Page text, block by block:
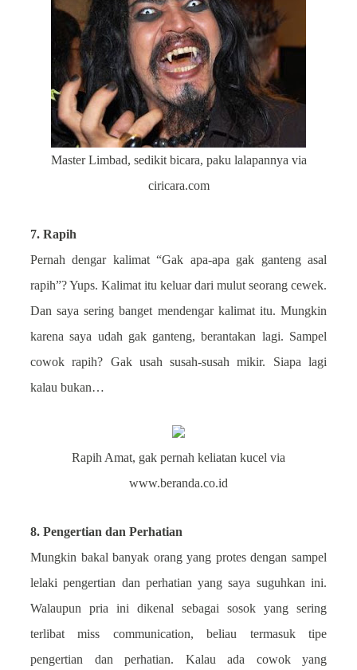
Master Limbad, sedikit bicara, paku lalapannya via
ciricara.com
7. Rapih
Pernah dengar kalimat “Gak apa-apa gak ganteng asal
rapih”? Yups. Kalimat itu keluar dari mulut seorang cewek.
Dan saya sering banget mendengar kalimat itu. Mungkin
karena saya udah gak ganteng, berantakan lagi. Sampel
cowok rapih? Gak usah susah-susah mikir. Siapa lagi
kalau bukan…
Rapih Amat, gak pernah keliatan kucel via
www.beranda.co.id
8. Pengertian dan Perhatian
Mungkin bakal banyak orang yang protes dengan sampel
lelaki pengertian dan perhatian yang saya suguhkan ini.
Walaupun pria ini dikenal sebagai sosok yang sering
terlibat miss communication, beliau termasuk tipe
pengertian dan perhatian. Kalau ada cowok yang